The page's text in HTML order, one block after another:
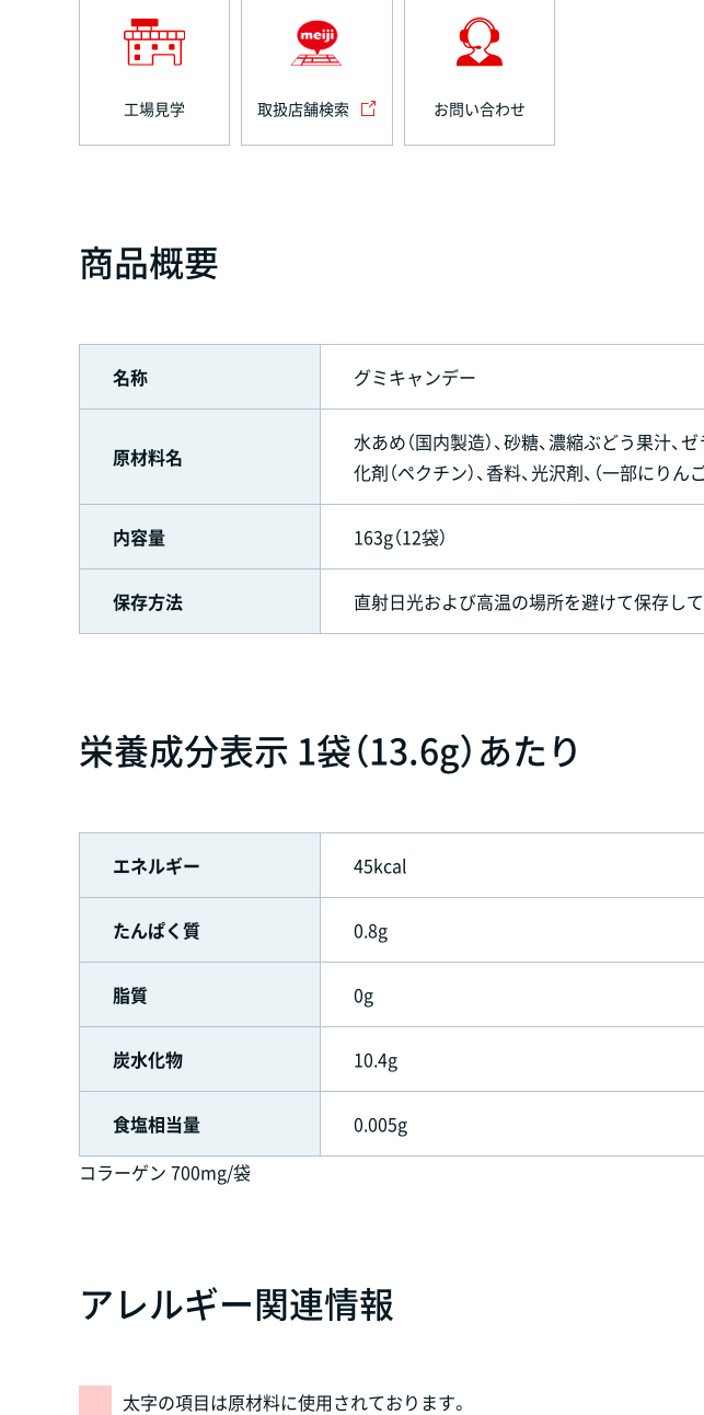
工場見学 取扱店舗検索 お問い合わせ
商品概要
名称 グミキャンデー
原材料名
水あめ（国内製造）、砂糖、濃縮ぶどう果汁、
化剤（ペクチン）、香料、光沢剤、（一部にりん
内容量 163g（12袋）
保存方法 直射日光および高温の場所を避けて保存して
栄養成分表示 1袋（13.6g）あたり
エネルギー 45kcal
たんぱく質 0.8g
脂質 0g
炭水化物 10.4g
食塩相当量
0.005g
コラーゲン 700mg/袋
アレルギー関連情報
太字の項目は原材料に使用されております。